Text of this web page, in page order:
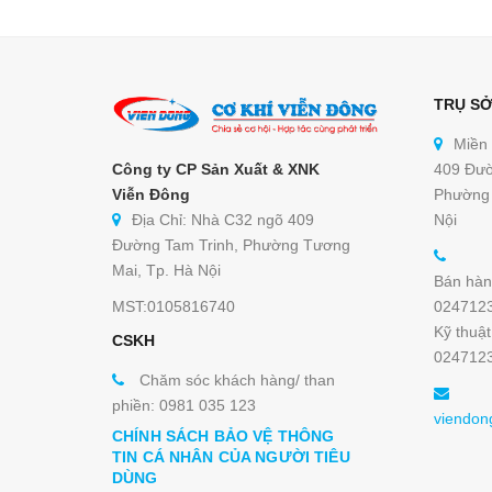
Công ty CP Sản Xuất & XNK
Viễn Đông
Địa Chỉ: Nhà C32 ngõ 409
Đường Tam Trinh, Phường Tương
Mai, Tp. Hà Nội
MST:0105816740
CSKH
Chăm sóc khách hàng/ than
phiền: 0981 035 123
CHÍNH SÁCH BẢO VỆ THÔNG
TIN CÁ NHÂN CỦA NGƯỜI TIÊU
DÙNG
TRỤ
Miền
409
Nội
Bán
Kỹ